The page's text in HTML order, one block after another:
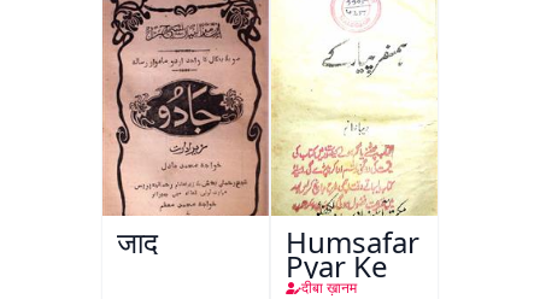
जादू Humsafar
Pyar Ke
दीबा ख़ानम